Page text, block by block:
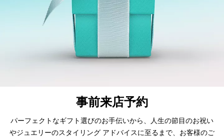
事前来店予約
パーフェクトなギフト選びのお手伝いから、人生の節目のお祝い
やジュエリーのスタイリング アドバイスに至るまで、お客様のご